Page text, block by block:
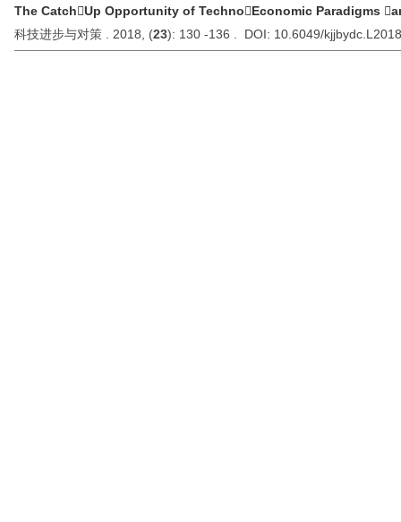
The CatchUp Opportunity of TechnoEconomic Paradigms
科技进步与对策 . 2018, (23): 130 -136 . DOI: 10.6049/